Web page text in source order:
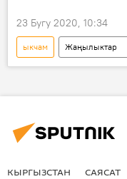
23 Бугу 2020, 10:34
ыкчам Жаңылыктар
Кыргызстан
кеп
КЫРГЫЗСТАН САЯСАТ